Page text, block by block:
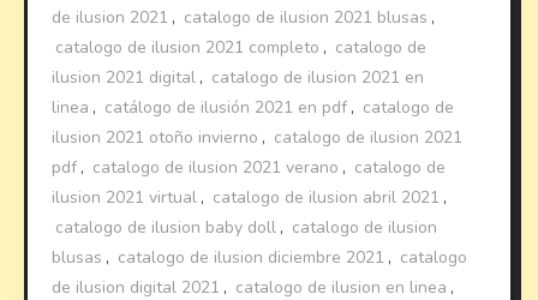
de ilusion 2021 , catalogo de ilusion 2021 blusas ,
catalogo de ilusion 2021 completo , catalogo de
ilusion 2021 digital , catalogo de ilusion 2021 en
linea , catálogo de ilusión 2021 en pdf , catalogo de
ilusion 2021 otoño invierno , catalogo de ilusion 2021
pdf , catalogo de ilusion 2021 verano , catalogo de
ilusion 2021 virtual , catalogo de ilusion abril 2021 ,
catalogo de ilusion baby doll , catalogo de ilusion
blusas , catalogo de ilusion diciembre 2021 , catalogo
de ilusion digital 2021 , catalogo de ilusion en linea ,